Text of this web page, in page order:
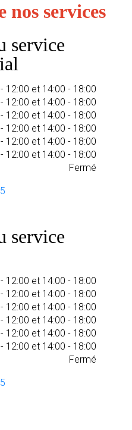
nos services
service
12:00 et 14:00 - 18:00
12:00 et 14:00 - 18:00
12:00 et 14:00 - 18:00
12:00 et 14:00 - 18:00
12:00 et 14:00 - 18:00
12:00 et 14:00 - 18:00
Fermé
service
12:00 et 14:00 - 18:00
12:00 et 14:00 - 18:00
12:00 et 14:00 - 18:00
12:00 et 14:00 - 18:00
12:00 et 14:00 - 18:00
12:00 et 14:00 - 18:00
Fermé